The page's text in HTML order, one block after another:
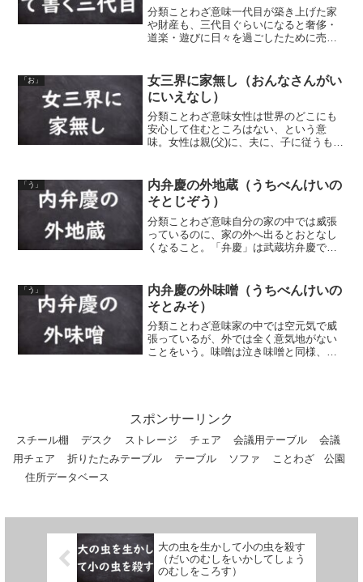
分類ことわざ意味一代目が築き上げた家
や財産も、三代目ぐらいになると奢侈・
道楽・遊びに日々を過ごしたために売り
として習得した中国風・唐様の風雅な書
で「売り家」と札文字が書...
「お」
女三界に家無し（おんなさんがい
にいえなし）
分類ことわざ意味女性は世界のどこにも
安心して住むところはない、という意
味。女性は親(父)に、夫に、子に従うもの
の言葉で、欲界、色界、無色界のこと、
全世界の意味。女性は幼い...
「う」
内弁慶の外地蔵（うちべんけいの
そとじぞう）
分類ことわざ意味自分の家の中では威張
っているのに、家の外へ出るとおとなし
くなること。「弁慶」は武蔵坊弁慶で、
慶ともいう。同類語・同義語 陰弁慶の外
地蔵（かげべんけいのそと...
「う」
内弁慶の外味噌（うちべんけいの
そとみそ）
分類ことわざ意味家の中では空元気で威
張っているが、外では全く意気地がない
ことをいう。味噌は泣き味噌と同様、嘲
スポンサーリンク
スチール棚 デスク ストレージ チェア 会議用テーブル
会議
用チェア
折りたたみテーブル テーブル ソファ ことわざ
公園
住所データベース
大の虫を生かして小の虫を殺す
（だいのむしをいかしてしょう
のむしをころす）